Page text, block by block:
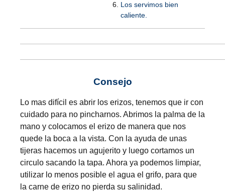
Los servimos bien
caliente.
Consejo
Lo mas difícil es abrir los erizos, tenemos que ir con
cuidado para no pincharnos. Abrimos la palma de la
mano y colocamos el erizo de manera que nos
quede la boca a la vista. Con la ayuda de unas
tijeras hacemos un agujerito y luego cortamos un
circulo sacando la tapa. Ahora ya podemos limpiar,
utilizar lo menos posible el agua el grifo, para que
la carne de erizo no pierda su salinidad.